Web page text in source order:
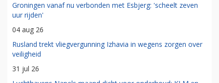
Groningen vanaf nu verbonden met Esbjerg: 'scheelt zeven
uur rijden'
04 aug 26
Rusland trekt vliegvergunning Izhavia in wegens zorgen over
veiligheid
31 jul 26